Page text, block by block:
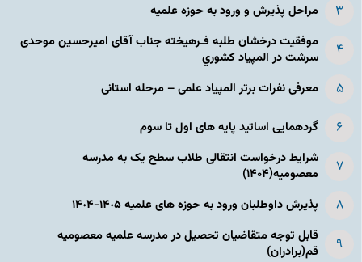
مراحل پذیرش و ورود به حوزه علمیه
موفقیت درخشان طلبه فـرهیخته جناب آقای امیرحسین موحدی
سرشت در المپياد كشوري
معرفی نفرات برتر المپیاد علمی – مرحله استانی
گردهمایی اساتید پایه های اول تا سوم
شرایط درخواست انتقالی طلاب سطح یک به مدرسه
معصومیه(۱۴۰۴)
پذیرش داوطلبان ورود به حوزه های علمیه ١۴٠۵-١۴٠۴
قابل توجه متقاضیان تحصیل در مدرسه علمیه معصومیه
قم(برادران)